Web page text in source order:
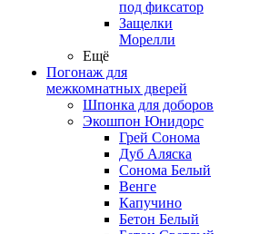
под фиксатор
Защелки
Морелли
Ещё
Погонаж для
межкомнатных дверей
Шпонка для доборов
Экошпон Юнидорс
Грей Сонома
Дуб Аляска
Сонома Белый
Венге
Капучино
Бетон Белый